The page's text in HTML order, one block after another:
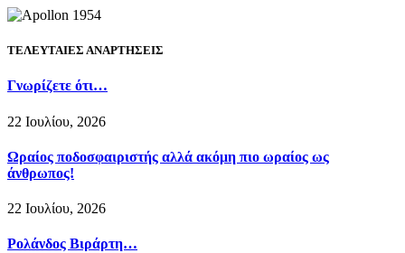
ΤΕΛΕΥΤΑΙΕΣ ΑΝΑΡΤΗΣΕΙΣ
Γνωρίζετε ότι…
22 Ιουλίου, 2026
Ωραίος ποδοσφαιριστής αλλά ακόμη πιο ωραίος ως
άνθρωπος!
22 Ιουλίου, 2026
Ρολάνδος Βιράρτη…